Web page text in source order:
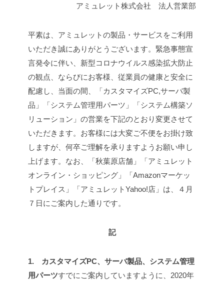
アミュレット株式会社 法人営業部
平素は、アミュレットの製品・サービスをご利用
いただき誠にありがとうございます。 緊急事態宣
言発令に伴い、新型コロナウイルス感染拡大防止
の観点、ならびにお客様、従業員の健康と安全に
配慮し、当面の間、「カスタマイズPC,サーバ製
品」「システム管理用パーツ」「システム構築ソ
リューション」の営業を下記のとおり変更させて
いただきます。 お客様には大変ご不便をお掛け致
しますが、何卒ご理解を承りますようお願い申し
上げます。 なお、「秋葉原店舗」「アミュレット
オンライン・ショッピング」「Amazonマーケッ
トプレイス」「アミュレットYahoo!店」は、４月
７日にご案内した通りです。
記
1. カスタマイズPC、サーバ製品、システム管理
用パーツすでにご案内していますように、2020年